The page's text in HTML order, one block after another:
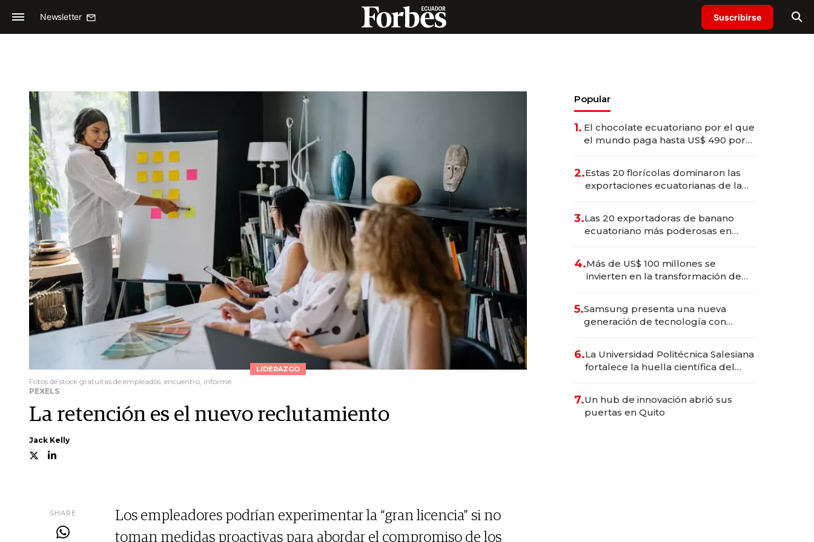
Newsletter Suscribirse
LIDERAZGO
Fotos de stock gratuitas de empleados, encuentro, informe
PEXELS
La retención es el nuevo reclutamiento
Jack Kelly
SHARE
Los empleadores podrían experimentar la “gran licencia” si no
toman medidas proactivas para abordar el compromiso de los
Popular
1. El chocolate ecuatoriano por el que
el mundo paga hasta US$ 490 por
2.Estas 20 florícolas dominaron las
exportaciones ecuatorianas de la
3.Las 20 exportadoras de banano
ecuatoriano más poderosas en
4.Más de US$ 100 millones se
invierten en la transformación de
5.Samsung presenta una nueva
generación de tecnología con
6.La Universidad Politécnica Salesiana
fortalece la huella científica del
7.Un hub de innovación abrió sus
puertas en Quito